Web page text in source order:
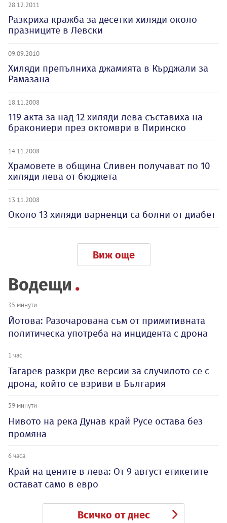
28.12.2011
Разкриха кражба за десетки хиляди около
празниците в Левски
09.09.2010
Хиляди препълниха джамията в Кърджали за
Рамазана
18.11.2008
119 aкта за над 12 хиляди лева съставиха на
бракониери през октомври в Пиринско
14.11.2008
Храмовете в община Сливен получават по 10
хиляди лева от бюджета
13.11.2008
Около 13 хиляди варненци са болни от диабет
Виж още
Водещи
35 минути
Йотова: Разочарована съм от примитивната
политическа употреба на инцидента с дрона
1 час
Тагарев разкри две версии за случилото се с
дрона, който се взриви в България
59 минути
Нивото на река Дунав край Русе остава без
промяна
6 часа
Край на цените в лева: От 9 август етикетите
остават само в евро
Всичко от днес